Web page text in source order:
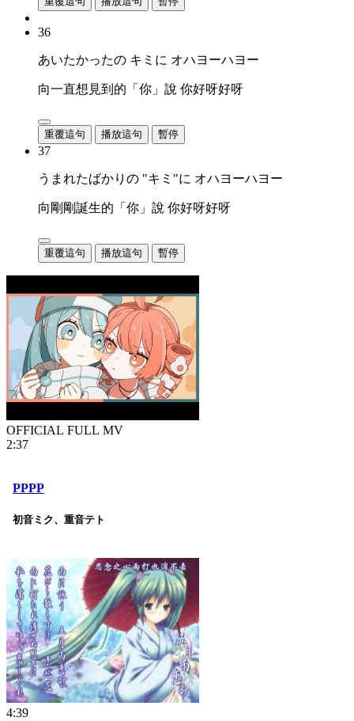
36
あいたかったの キミに オハヨーハヨー
向一直想見到的「你」說 你好呀好呀
重覆這句 播放這句 暫停
37
うまれたばかりの "キミ"に オハヨーハヨー
向剛剛誕生的「你」說 你好呀好呀
重覆這句 播放這句 暫停
OFFICIAL FULL MV
2:37
PPPP
初音ミク、重音テト
4:39